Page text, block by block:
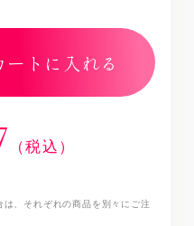
トに入れる
（税込）
は、それぞれの商品を別々にご注